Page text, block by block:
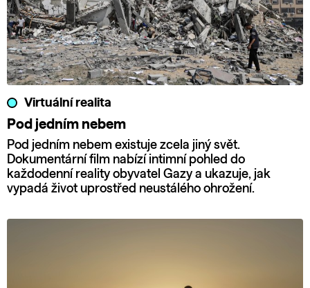
Virtuální realita
Pod jedním nebem
Pod jedním nebem existuje zcela jiný svět.
Dokumentární film nabízí intimní pohled do
každodenní reality obyvatel Gazy a ukazuje, jak
vypadá život uprostřed neustálého ohrožení.